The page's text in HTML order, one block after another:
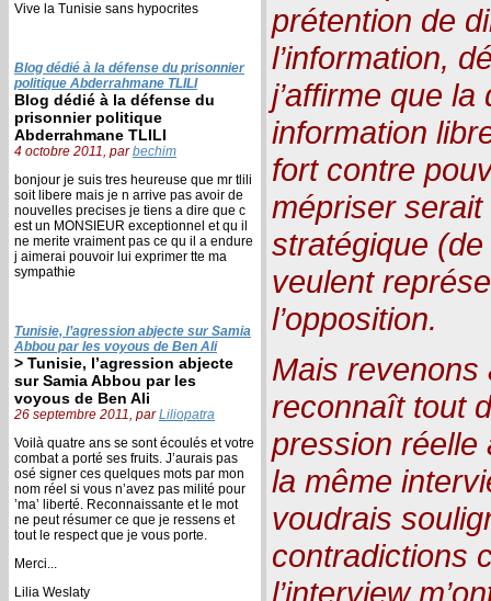
Vive la Tunisie sans hypocrites
Blog dédié à la défense du prisonnier
politique Abderrahmane TLILI
Blog dédié à la défense du
prisonnier politique
Abderrahmane TLILI
4 octobre 2011, parbechim
bonjour je suis tres heureuse que mr tlili
soit libere mais je n arrive pas avoir de
nouvelles precises je tiens a dire que c
est un MONSIEUR exceptionnel et qu il
ne merite vraiment pas ce qu il a endure
j aimerai pouvoir lui exprimer tte ma
sympathie
Tunisie, l’agression abjecte sur Samia
Abbou par les voyous de Ben Ali
> Tunisie, l’agression abjecte
sur Samia Abbou par les
voyous de Ben Ali
26 septembre 2011, parLiliopatra
Voilà quatre ans se sont écoulés et votre
combat a porté ses fruits. J’aurais pas
osé signer ces quelques mots par mon
nom réel si vous n’avez pas milité pour
’ma’ liberté. Reconnaissante et le mot
ne peut résumer ce que je ressens et
tout le respect que je vous porte.
Merci...
Lilia Weslaty
prétention de
l’information,
j’affirme que la
information
fort contre
mépriser
stratégique
veulent
l’opposition.
Mais revenons
reconnaît tout
pression réelle
la même
voudrais
contradictions
l’interview